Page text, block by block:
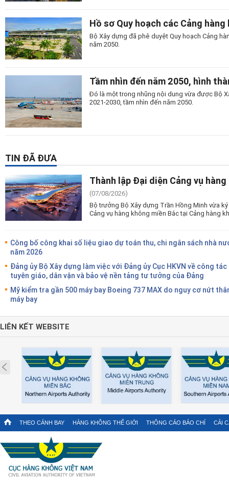
Hồ sơ Quy hoạch các Cảng
Bộ Xây dựng đã phê duyệt Quy hoạch Cảng
năm 2050.
Tầm nhìn đến năm 2050, hình
Đó là một trong nhũng nội dung vừa được Bộ
2021-2030, tầm nhìn đến năm 2050.
TIN ĐÃ ĐƯA
Thành lập Đại diện Cảng vụ
(07/08/2026)
Bộ trưởng Bộ Xây dựng Trần Hồng Minh vừa
Cảng vụ hàng không miền Bắc tại Cảng hàng
Công bố công khai số liệu giao dự toán thu, chi ngân sách nhà
năm 2026
Đảng ủy Bộ Xây dựng làm việc với Đảng ủy Cục HKVN về công tác
tuyên giáo, dân vận và bảo vệ nền tảng tư tưởng của Đảng
Mỹ kiểm tra gần 500 máy bay Boeing 737 MAX do nguy cơ nứt
máy bay
LIÊN KẾT WEBSITE
Prev
THEO CÁNH BAY HÀNG KHÔNG THẾ GIỚI THÔNG CÁO BÁO CHÍ CẢI